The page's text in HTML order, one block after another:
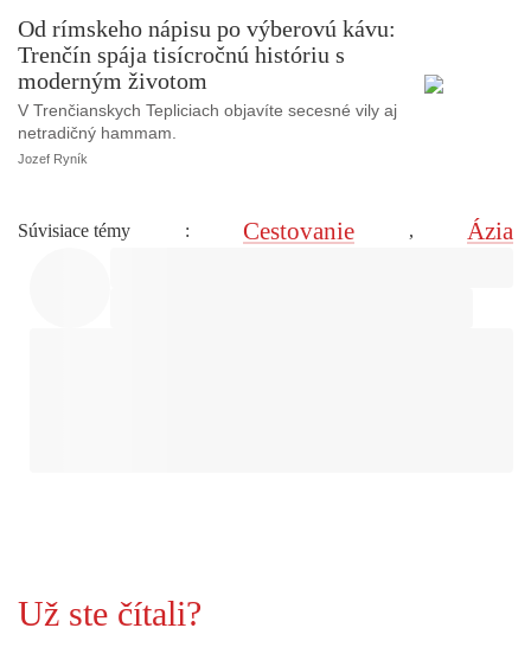
Od rímskeho nápisu po výberovú kávu:
Trenčín spája tisícročnú históriu s
moderným životom
V Trenčianskych Tepliciach objavíte secesné vily aj
netradičný hammam.
Jozef Ryník
Súvisiace témy : Cestovanie , Ázia
Už ste čítali?